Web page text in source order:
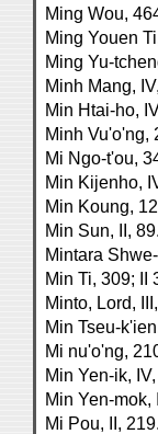
Ming Wou,
Ming Youen
Ming Yu-
Minh Mang,
Min Htai-ho,
Minh Vu'o'ng,
Mi Ngo-t'ou,
Min Kijenho,
Min Koung,
Min Sun, II, 89.
Mintara
Min Ti, 309; II
Minto, Lord,
Min Tseu-
Mi nu'o'ng,
Min Yen-ik,
Min Yen-mok,
Mi Pou, II, 219.